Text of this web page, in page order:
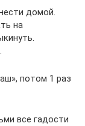
домой.
на
потом 1 раз
все гадости